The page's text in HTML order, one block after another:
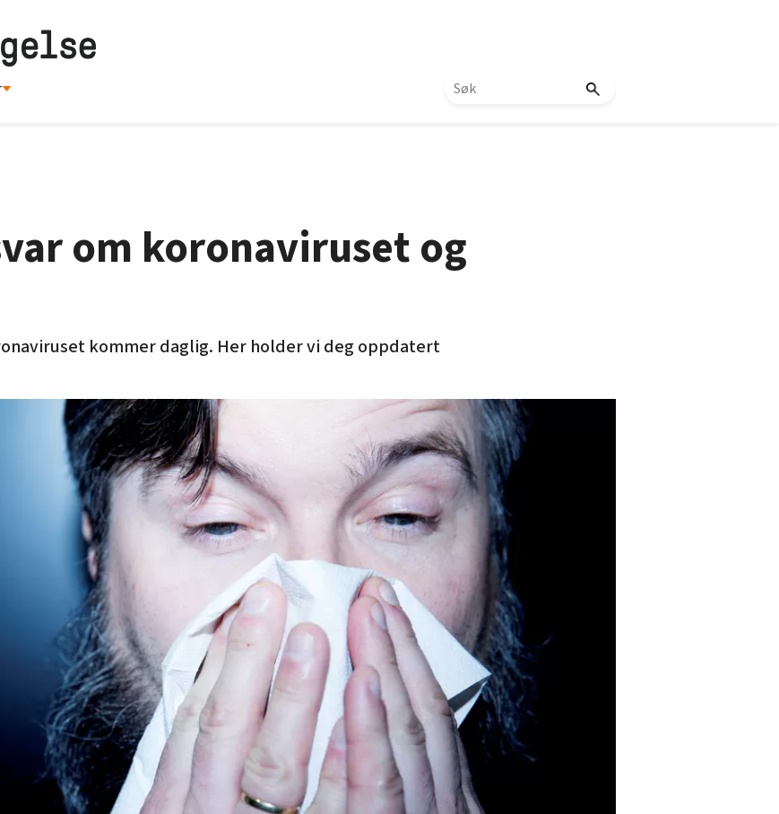
om koronaviruset og
kommer daglig. Her holder vi deg oppdatert